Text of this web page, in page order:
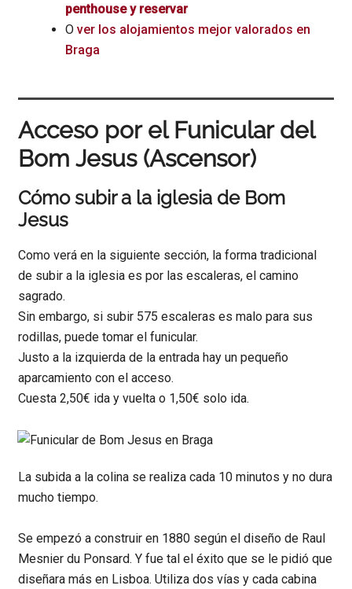
penthouse y reservar
Over los alojamientos mejor valorados en
Braga
Acceso por el Funicular del
Bom Jesus (Ascensor)
Cómo subir a la iglesia de Bom
Jesus
Como verá en la siguiente sección, la forma tradicional
de subir a la iglesia es por las escaleras, el camino
sagrado.
Sin embargo, si subir 575 escaleras es malo para sus
rodillas, puede tomar el funicular.
Justo a la izquierda de la entrada hay un pequeño
aparcamiento con el acceso.
Cuesta 2,50€ ida y vuelta o 1,50€ solo ida.
La subida a la colina se realiza cada 10 minutos y no dura
mucho tiempo.
Se empezó a construir en 1880 según el diseño de Raul
Mesnier du Ponsard. Y fue tal el éxito que se le pidió que
diseñara más en Lisboa. Utiliza dos vías y cada cabina